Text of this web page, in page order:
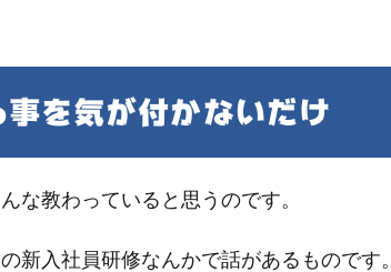
を気が付かないだけ
な教わっていると思うのです。
新入社員研修なんかで話があるものです。